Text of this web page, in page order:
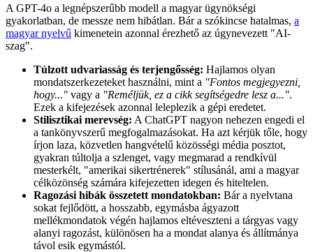
A GPT-4o a legnépszerűbb modell a magyar ügynökségi
gyakorlatban, de messze nem hibátlan. Bár a szókincse hatalmas, a
magyar nyelvű kimenetein azonnal érezhető az úgynevezett "AI-
szag".
Túlzott udvariasság és terjengősség: Hajlamos olyan
mondatszerkezeteket használni, mint a "Fontos megjegyezni,
hogy..." vagy a "Reméljük, ez a cikk segítségedre lesz a...".
Ezek a kifejezések azonnal leleplezik a gépi eredetet.
Stilisztikai merevség: A ChatGPT nagyon nehezen engedi el
a tankönyvszerű megfogalmazásokat. Ha azt kérjük tőle, hogy
írjon laza, közvetlen hangvételű közösségi média posztot,
gyakran túltolja a szlenget, vagy megmarad a rendkívül
mesterkélt, "amerikai sikertrénerek" stílusánál, ami a magyar
célközönség számára kifejezetten idegen és hiteltelen.
Ragozási hibák összetett mondatokban: Bár a nyelvtana
sokat fejlődött, a hosszabb, egymásba ágyazott
mellékmondatok végén hajlamos eltéveszteni a tárgyas vagy
alanyi ragozást, különösen ha a mondat alanya és állítmánya
távol esik egymástól.